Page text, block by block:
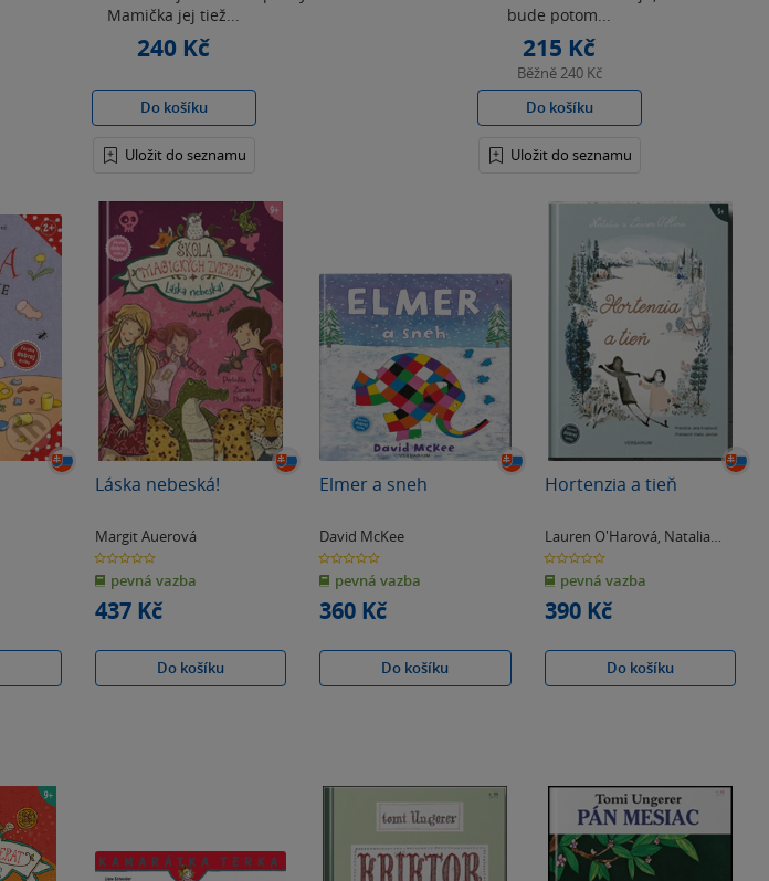
Mamička jej tiež...
240 Kč
Do košíku
Uložit do seznamu
bude potom...
215 Kč
Běžně 240 Kč
Do košíku
Uložit do seznamu
Láska nebeská!
Margit Auerová
0.0
z
5
hvězdiček
pevná vazba
437 Kč
Do košíku
Elmer a sneh
David McKee
0.0
z
5
hvězdiček
pevná vazba
360 Kč
Do košíku
Hortenzia a tieň
Lauren O'Harová Natalia
O'Harová
0.0
z
5
hvězdiček
pevná vazba
390 Kč
Do košíku